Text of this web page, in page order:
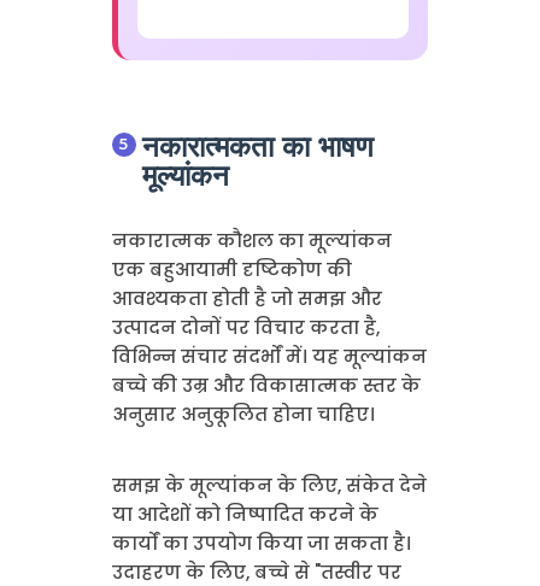
नकारात्मकता का भाषण
मूल्यांकन
नकारात्मक कौशल का मूल्यांकन
एक बहुआयामी दृष्टिकोण की
आवश्यकता होती है जो समझ और
उत्पादन दोनों पर विचार करता है,
विभिन्न संचार संदर्भों में। यह मूल्यांकन
बच्चे की उम्र और विकासात्मक स्तर के
अनुसार अनुकूलित होना चाहिए।
समझ के मूल्यांकन के लिए, संकेत देने
या आदेशों को निष्पादित करने के
कार्यों का उपयोग किया जा सकता है।
उदाहरण के लिए, बच्चे से "तस्वीर पर